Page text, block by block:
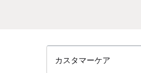
カスタマーケア